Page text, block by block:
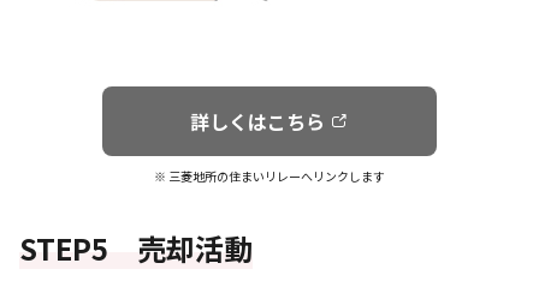
詳しくはこちら
※ 三菱地所の住まいリレーへリンクします
STEP5 売却活動